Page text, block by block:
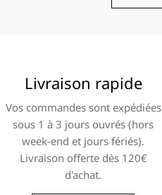
Livraison rapide
Vos commandes sont expédiées
sous 1 à 3 jours ouvrés (hors
week-end et jours fériés).
Livraison offerte dès 120€
d'achat.